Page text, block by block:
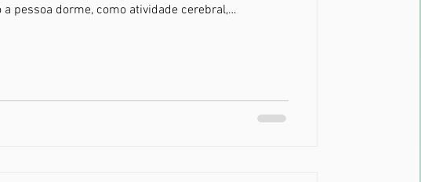
pessoa dorme, como atividade cerebral,